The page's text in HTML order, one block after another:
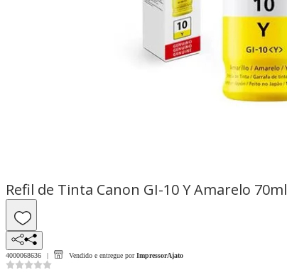
Refil de Tinta Canon GI-10 Y Amarelo 70ml
4000068636 Vendido e entregue por ImpressorAjato